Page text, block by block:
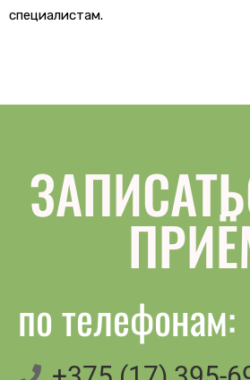
специалистам.
по телефонам: